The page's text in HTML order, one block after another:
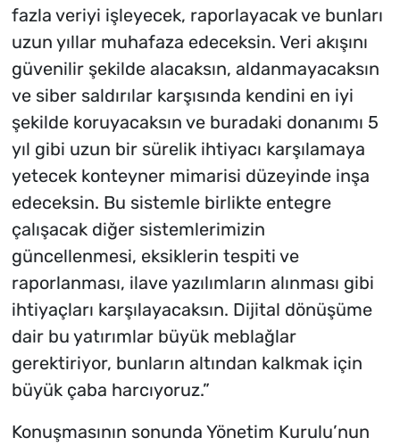
fazla veriyi işleyecek, raporlayacak ve bunları
uzun yıllar muhafaza edeceksin. Veri akışını
güvenilir şekilde alacaksın, aldanmayacaksın
ve siber saldırılar karşısında kendini en iyi
şekilde koruyacaksın ve buradaki donanımı 5
yıl gibi uzun bir sürelik ihtiyacı karşılamaya
yetecek konteyner mimarisi düzeyinde inşa
edeceksin. Bu sistemle birlikte entegre
çalışacak diğer sistemlerimizin
güncellenmesi, eksiklerin tespiti ve
raporlanması, ilave yazılımların alınması gibi
ihtiyaçları karşılayacaksın. Dijital dönüşüme
dair bu yatırımlar büyük meblağlar
gerektiriyor, bunların altından kalkmak için
büyük çaba harcıyoruz.”
Konuşmasının sonunda Yönetim Kurulu’nun